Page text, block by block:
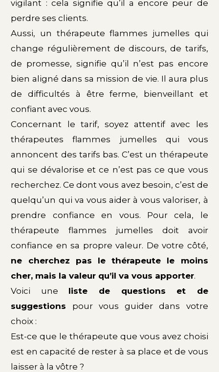
vigilant : cela signifie qu’il a encore peur de
perdre ses clients.
Aussi, un thérapeute flammes jumelles qui
change régulièrement de discours, de tarifs,
de promesse, signifie qu’il n’est pas encore
bien aligné dans sa mission de vie. Il aura plus
de difficultés à être ferme, bienveillant et
confiant avec vous.
Concernant le tarif, soyez attentif avec les
thérapeutes flammes jumelles qui vous
annoncent des tarifs bas. C’est un thérapeute
qui se dévalorise et ce n’est pas ce que vous
recherchez. Ce dont vous avez besoin, c’est de
quelqu’un qui va vous aider à vous valoriser, à
prendre confiance en vous. Pour cela, le
thérapeute flammes jumelles doit avoir
confiance en sa propre valeur. De votre côté,
ne cherchez pas le thérapeute le moins
cher, mais la valeur qu’il va vous apporter.
Voici une liste de questions et de
suggestions pour vous guider dans votre
choix :
Est-ce que le thérapeute que vous avez choisi
est en capacité de rester à sa place et de vous
laisser à la vôtre ?